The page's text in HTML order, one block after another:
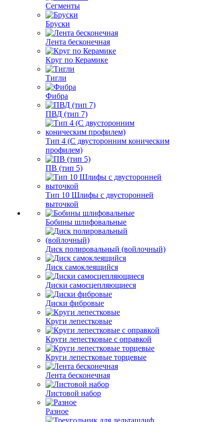
Сегменты
Бруски
Лента бесконечная
Круг по Керамике
Тигли
Фибра
ПВД (тип 7)
Тип 4 (С двусторонним коническим
профилем)
ПВ (тип 5)
Тип 10 Шлифы с двусторонней
выточкой
Бобины шлифовальные
Диск полировальный (войлочный)
Диск самоклеящийся
Диски самосцепляющиеся
Диски фибровые
Круги лепестковые
Круги лепестковые с оправкой
Круги лепестковые торцевые
Лента бесконечная
Листовой набор
Разное